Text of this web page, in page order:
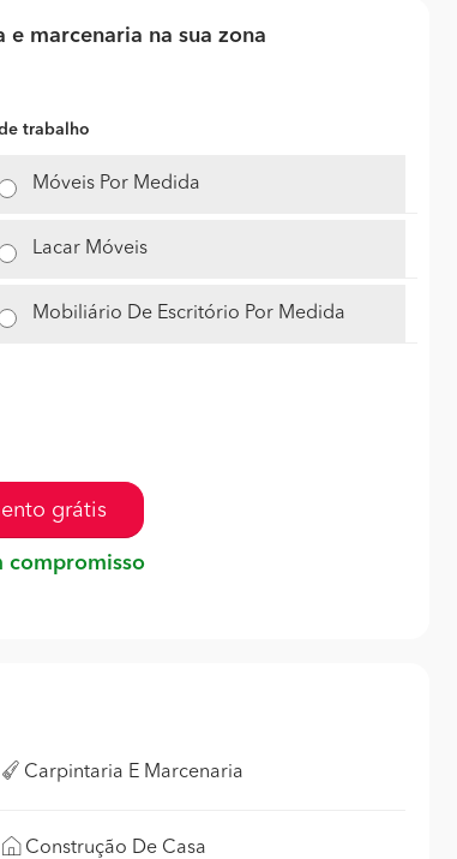
e marcenaria na sua zona
trabalho
Móveis Por Medida
Lacar Móveis
Mobiliário De Escritório Por Medida
grátis
compromisso
Carpintaria E Marcenaria
Construção De Casa